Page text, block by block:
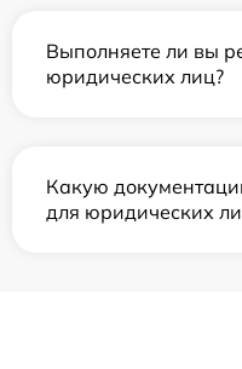
Выполняете ли вы
юридических лиц?
Какую
для юридических